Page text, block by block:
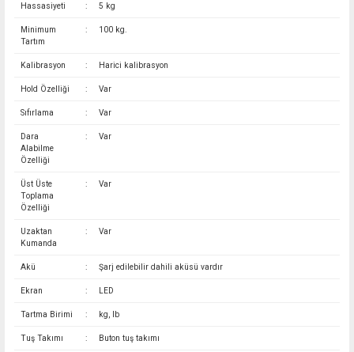
Hassasiyeti : 5 kg
Minimum
Tartım
: 100 kg.
Kalibrasyon : Harici kalibrasyon
Hold Özelliği : Var
Sıfırlama : Var
Dara
Alabilme
Özelliği
: Var
Üst Üste
Toplama
Özelliği
: Var
Uzaktan
Kumanda
: Var
Akü : Şarj edilebilir dahili aküsü vardır
Ekran : LED
Tartma Birimi : kg, lb
Tuş Takımı : Buton tuş takımı